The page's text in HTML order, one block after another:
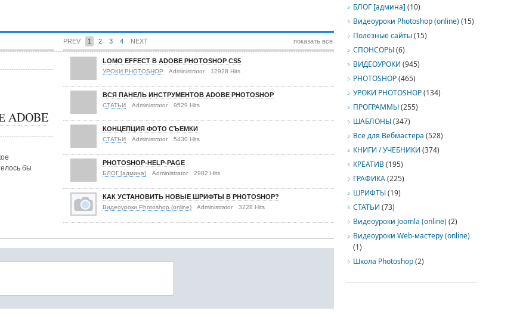
бы
LOMO EFFECT В ADOBE PHOTOSHOP CS5
УРОКИ PHOTOSHOP Administrator 12928 Hits
ВСЯ ПАНЕЛЬ ИНСТРУМЕНТОВ ADOBE PHOTOSHOP
СТАТЬИ Administrator 9529 Hits
КОНЦЕПЦИЯ ФОТО СЪЕМКИ
СТАТЬИ Administrator 5430 Hits
PHOTOSHOP-HELP-PAGE
БЛОГ [админа] Administrator 2982 Hits
КАК УСТАНОВИТЬ НОВЫЕ ШРИФТЫ В PHOTOSHOP?
Видеоуроки Photoshop (online) Administrator 3228 Hits
PREV 1 2 3 4 NEXT показать все
БЛОГ [админа] (10)
Видеоуроки Photoshop (online)(15)
Полезные сайты(15)
СПОНСОРЫ(6)
ВИДЕОУРОКИ (945)
PHOTOSHOP(465)
УРОКИ PHOTOSHOP(134)
ПРОГРАММЫ(255)
ШАБЛОНЫ(347)
Все для Вебмастера (528)
КНИГИ / УЧЕБНИКИ (374)
КРЕАТИВ(195)
ГРАФИКА(225)
ШРИФТЫ(19)
СТАТЬИ (73)
Видеоуроки Joomla (online)(2)
Видеоуроки Web-мастеру (online)
(1)
Школа Photoshop(2)